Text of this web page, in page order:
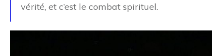
vérité, et c’est le combat spirituel.